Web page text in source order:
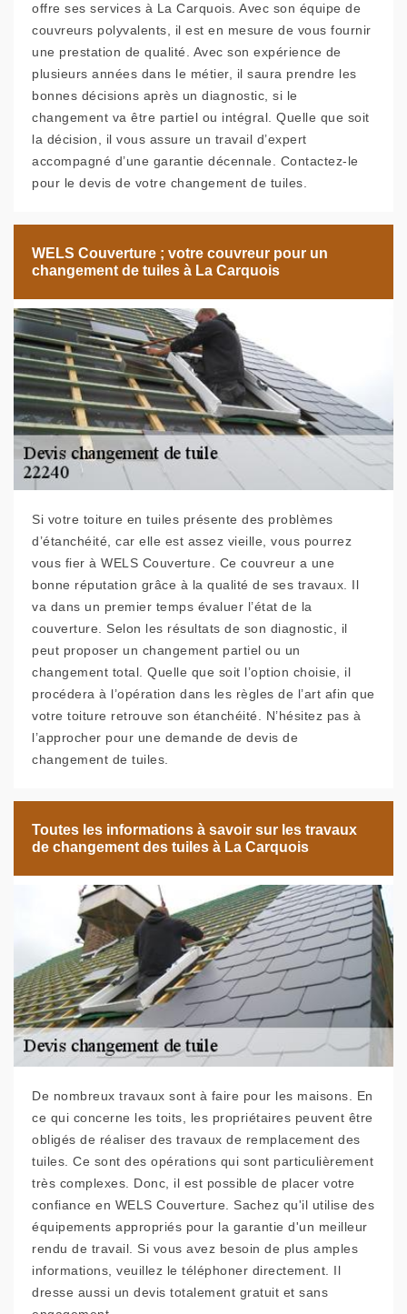
offre ses services à La Carquois. Avec son équipe de
couvreurs polyvalents, il est en mesure de vous fournir
une prestation de qualité. Avec son expérience de
plusieurs années dans le métier, il saura prendre les
bonnes décisions après un diagnostic, si le
changement va être partiel ou intégral. Quelle que soit
la décision, il vous assure un travail d’expert
accompagné d’une garantie décennale. Contactez-le
pour le devis de votre changement de tuiles.
WELS Couverture ; votre couvreur pour un
changement de tuiles à La Carquois
Si votre toiture en tuiles présente des problèmes
d’étanchéité, car elle est assez vieille, vous pourrez
vous fier à WELS Couverture. Ce couvreur a une
bonne réputation grâce à la qualité de ses travaux. Il
va dans un premier temps évaluer l’état de la
couverture. Selon les résultats de son diagnostic, il
peut proposer un changement partiel ou un
changement total. Quelle que soit l’option choisie, il
procédera à l’opération dans les règles de l’art afin que
votre toiture retrouve son étanchéité. N’hésitez pas à
l’approcher pour une demande de devis de
changement de tuiles.
Toutes les informations à savoir sur les travaux
de changement des tuiles à La Carquois
De nombreux travaux sont à faire pour les maisons. En
ce qui concerne les toits, les propriétaires peuvent être
obligés de réaliser des travaux de remplacement des
tuiles. Ce sont des opérations qui sont particulièrement
très complexes. Donc, il est possible de placer votre
confiance en WELS Couverture. Sachez qu'il utilise des
équipements appropriés pour la garantie d'un meilleur
rendu de travail. Si vous avez besoin de plus amples
informations, veuillez le téléphoner directement. Il
dresse aussi un devis totalement gratuit et sans